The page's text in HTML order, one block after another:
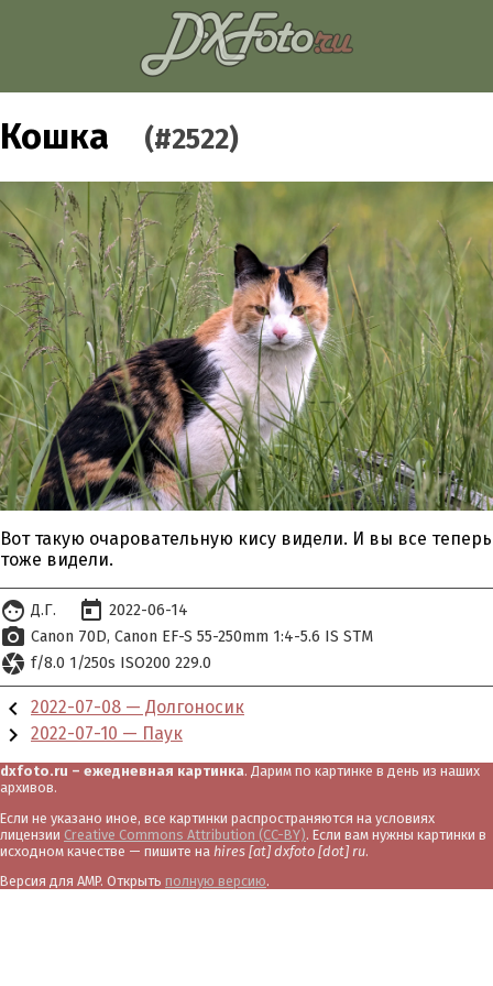
Кошка (#2522)
Вот такую очаровательную кису видели. И вы все теперь
тоже видели.
face Д.Г. today 2022-06-14
photo_camera Canon 70D Canon EF-S 55-250mm 1:4-5.6 IS STM
camera f/8.0 1/250s ISO200 229.0
chevron_left 2022-07-08 — Долгоносик
chevron_right 2022-07-10 — Паук
dxfoto.ru – ежедневная картинка. Дарим по картинке в день из наших
архивов.
Если не указано иное, все картинки распространяются на условиях
лицензии Creative Commons Attribution (CC-BY). Если вам нужны картинки в
исходном качестве — пишите на hires [at] dxfoto [dot] ru.
Версия для AMP. Открыть полную версию.